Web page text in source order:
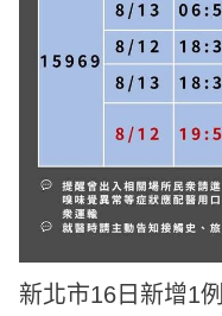
新北市16日新增1